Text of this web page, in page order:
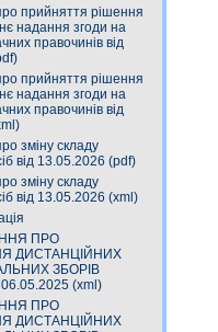
прийняття рішення
надання згоди на
правочинів від
прийняття рішення
надання згоди на
правочинів від
зміну складу
від 13.05.2026 (pdf)
зміну складу
від 13.05.2026 (xml)
ПРО
ДИСТАНЦІЙНИХ
ЗБОРІВ
(xml)
ПРО
ДИСТАНЦІЙНИХ